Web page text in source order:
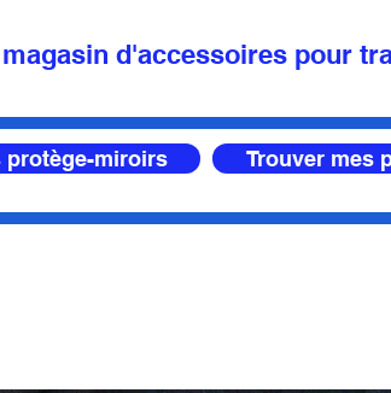
d'accessoires pour
protège-miroirs Trouver mes